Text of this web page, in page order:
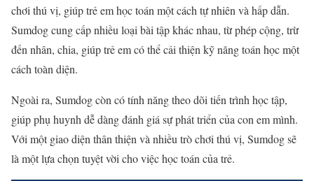
chơi thú vị, giúp trẻ em học toán một cách tự nhiên và hấp dẫn.
Sumdog cung cấp nhiều loại bài tập khác nhau, từ phép cộng, trừ
đến nhân, chia, giúp trẻ em có thể cải thiện kỹ năng toán học một
cách toàn diện.
Ngoài ra, Sumdog còn có tính năng theo dõi tiến trình học tập,
giúp phụ huynh dễ dàng đánh giá sự phát triển của con em mình.
Với một giao diện thân thiện và nhiều trò chơi thú vị, Sumdog sẽ
là một lựa chọn tuyệt vời cho việc học toán của trẻ.